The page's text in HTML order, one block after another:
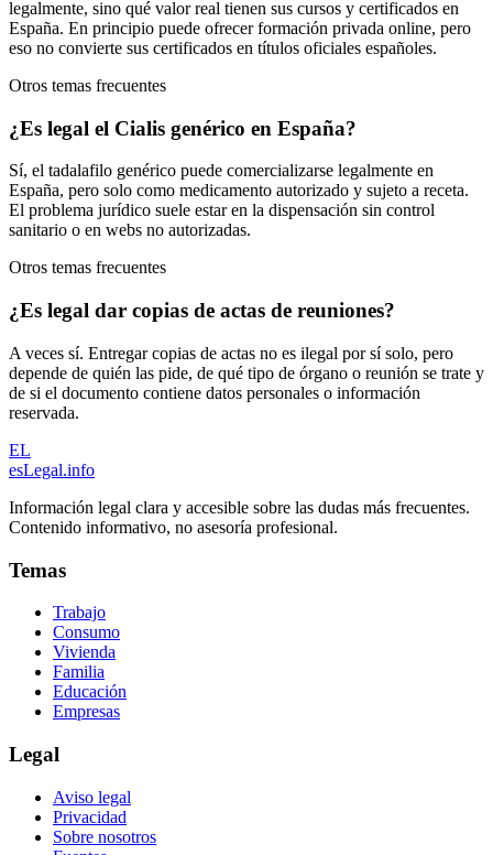
legalmente, sino qué valor real tienen sus cursos y certificados en
España. En principio puede ofrecer formación privada online, pero
eso no convierte sus certificados en títulos oficiales españoles.
Otros temas frecuentes
¿Es legal el Cialis genérico en España?
Sí, el tadalafilo genérico puede comercializarse legalmente en
España, pero solo como medicamento autorizado y sujeto a receta.
El problema jurídico suele estar en la dispensación sin control
sanitario o en webs no autorizadas.
Otros temas frecuentes
¿Es legal dar copias de actas de reuniones?
A veces sí. Entregar copias de actas no es ilegal por sí solo, pero
depende de quién las pide, de qué tipo de órgano o reunión se trate y
de si el documento contiene datos personales o información
reservada.
EL
esLegal.info
Información legal clara y accesible sobre las dudas más frecuentes.
Contenido informativo, no asesoría profesional.
Temas
Trabajo
Consumo
Vivienda
Familia
Educación
Empresas
Legal
Aviso legal
Privacidad
Sobre nosotros